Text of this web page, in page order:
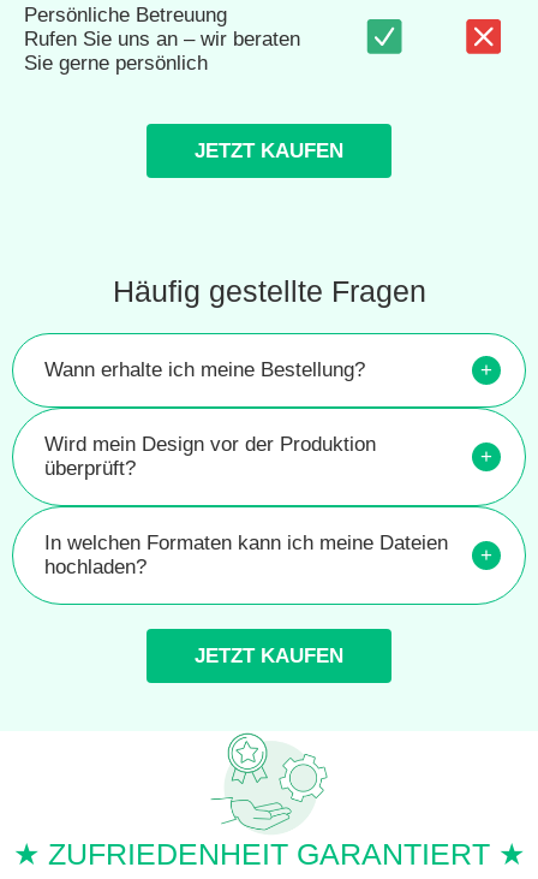
Persönliche Betreuung
Rufen Sie uns an – wir beraten
Sie gerne persönlich
JETZT KAUFEN
Häufig gestellte Fragen
Wann erhalte ich meine Bestellung? +
Wird mein Design vor der Produktion
überprüft?
+
In welchen Formaten kann ich meine Dateien
hochladen?
+
JETZT KAUFEN
★ ZUFRIEDENHEIT GARANTIERT ★